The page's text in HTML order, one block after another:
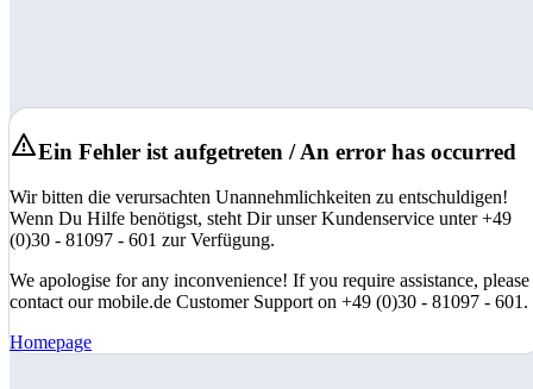
Ein Fehler ist aufgetreten / An error has occurred
Wir bitten die verursachten Unannehmlichkeiten zu entschuldigen!
Wenn Du Hilfe benötigst, steht Dir unser Kundenservice unter +49
(0)30 - 81097 - 601 zur Verfügung.
We apologise for any inconvenience! If you require assistance, please
contact our mobile.de Customer Support on +49 (0)30 - 81097 - 601.
Homepage